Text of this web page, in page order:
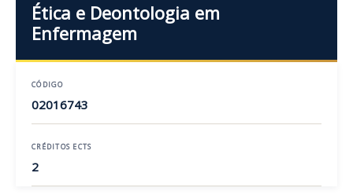
Ética e Deontologia em
Enfermagem
CÓDIGO
02016743
CRÉDITOS ECTS
2